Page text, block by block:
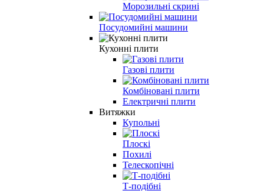
Морозильні скрині
Посудомийні машини
Кухонні плити
Газові плити
Комбіновані плити
Електричні плити
Витяжки
Купольні
Плоскі
Похилі
Телескопічні
Т-подібні